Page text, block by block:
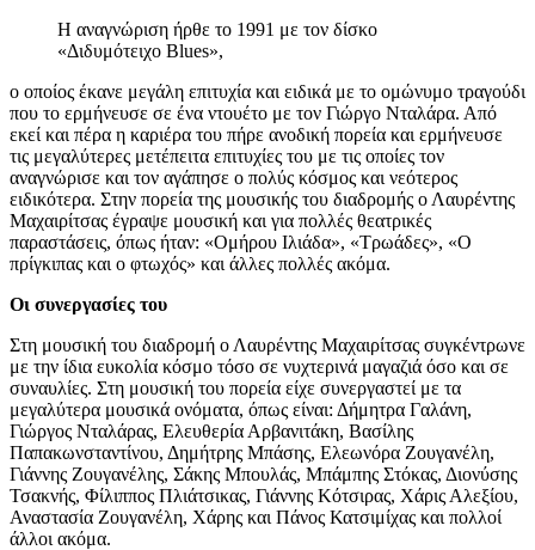
Η αναγνώριση ήρθε το 1991 με τον δίσκο
«Διδυμότειχο Blues»,
ο οποίος έκανε μεγάλη επιτυχία και ειδικά με το ομώνυμο τραγούδι
που το ερμήνευσε σε ένα ντουέτο με τον Γιώργο Νταλάρα. Από
εκεί και πέρα η καριέρα του πήρε ανοδική πορεία και ερμήνευσε
τις μεγαλύτερες μετέπειτα επιτυχίες του με τις οποίες τον
αναγνώρισε και τον αγάπησε ο πολύς κόσμος και νεότερος
ειδικότερα. Στην πορεία της μουσικής του διαδρομής ο Λαυρέντης
Μαχαιρίτσας έγραψε μουσική και για πολλές θεατρικές
παραστάσεις, όπως ήταν: «Ομήρου Ιλιάδα», «Τρωάδες», «Ο
πρίγκιπας και ο φτωχός» και άλλες πολλές ακόμα.
Οι συνεργασίες του
Στη μουσική του διαδρομή ο Λαυρέντης Μαχαιρίτσας συγκέντρωνε
με την ίδια ευκολία κόσμο τόσο σε νυχτερινά μαγαζιά όσο και σε
συναυλίες. Στη μουσική του πορεία είχε συνεργαστεί με τα
μεγαλύτερα μουσικά ονόματα, όπως είναι: Δήμητρα Γαλάνη,
Γιώργος Νταλάρας, Ελευθερία Αρβανιτάκη, Βασίλης
Παπακωνσταντίνου, Δημήτρης Μπάσης, Ελεωνόρα Ζουγανέλη,
Γιάννης Ζουγανέλης, Σάκης Μπουλάς, Μπάμπης Στόκας, Διονύσης
Τσακνής, Φίλιππος Πλιάτσικας, Γιάννης Κότσιρας, Χάρις Αλεξίου,
Αναστασία Ζουγανέλη, Χάρης και Πάνος Κατσιμίχας και πολλοί
άλλοι ακόμα.